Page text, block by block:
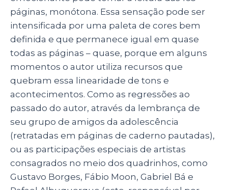
páginas, monótona. Essa sensação pode ser
intensificada por uma paleta de cores bem
definida e que permanece igual em quase
todas as páginas – quase, porque em alguns
momentos o autor utiliza recursos que
quebram essa linearidade de tons e
acontecimentos. Como as regressões ao
passado do autor, através da lembrança de
seu grupo de amigos da adolescência
(retratadas em páginas de caderno pautadas),
ou as participações especiais de artistas
consagrados no meio dos quadrinhos, como
Gustavo Borges, Fábio Moon, Gabriel Bá e